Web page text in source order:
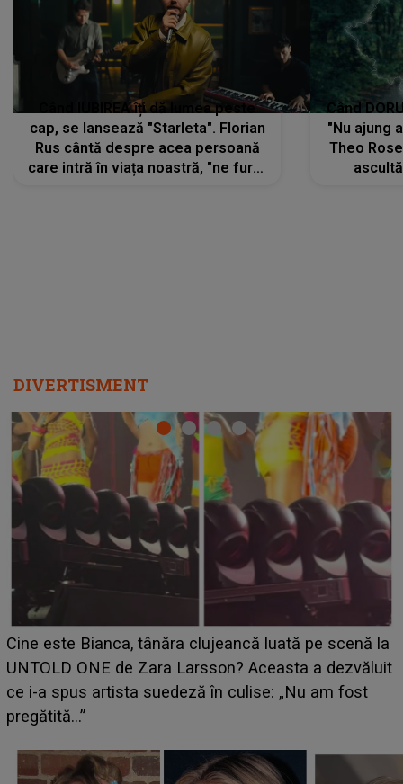
Când IUBIREA îți dă lumea peste
cap, se lansează "Starleta". Florian
Rus cântă despre acea persoană
care intră în viața noastră, "ne fură"
Când
"Nu ajung
Theo
DIVERTISMENT
HOROSCOP 11 august 2026. Marte intră în Rac și
aduce tensiuni uriașe pentru o zodie! Conflictele
izbucnesc din senin în jurul ei, iar o situație dificilă
scapă de sub control